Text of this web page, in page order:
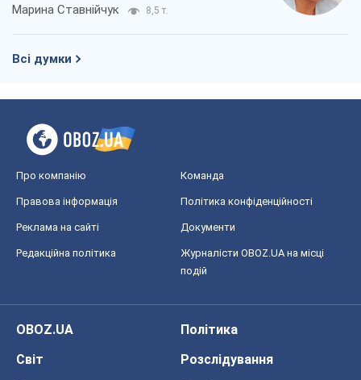
Марина Ставнійчук 8,5 т.
Всі думки
Про компанію Команда
Правова інформація Політика конфіденційності
Реклама на сайті Документи
Редакційна політика
Журналісти OBOZ.UA на місці
подій
OBOZ.UA
Політика
Світ
Розслідування